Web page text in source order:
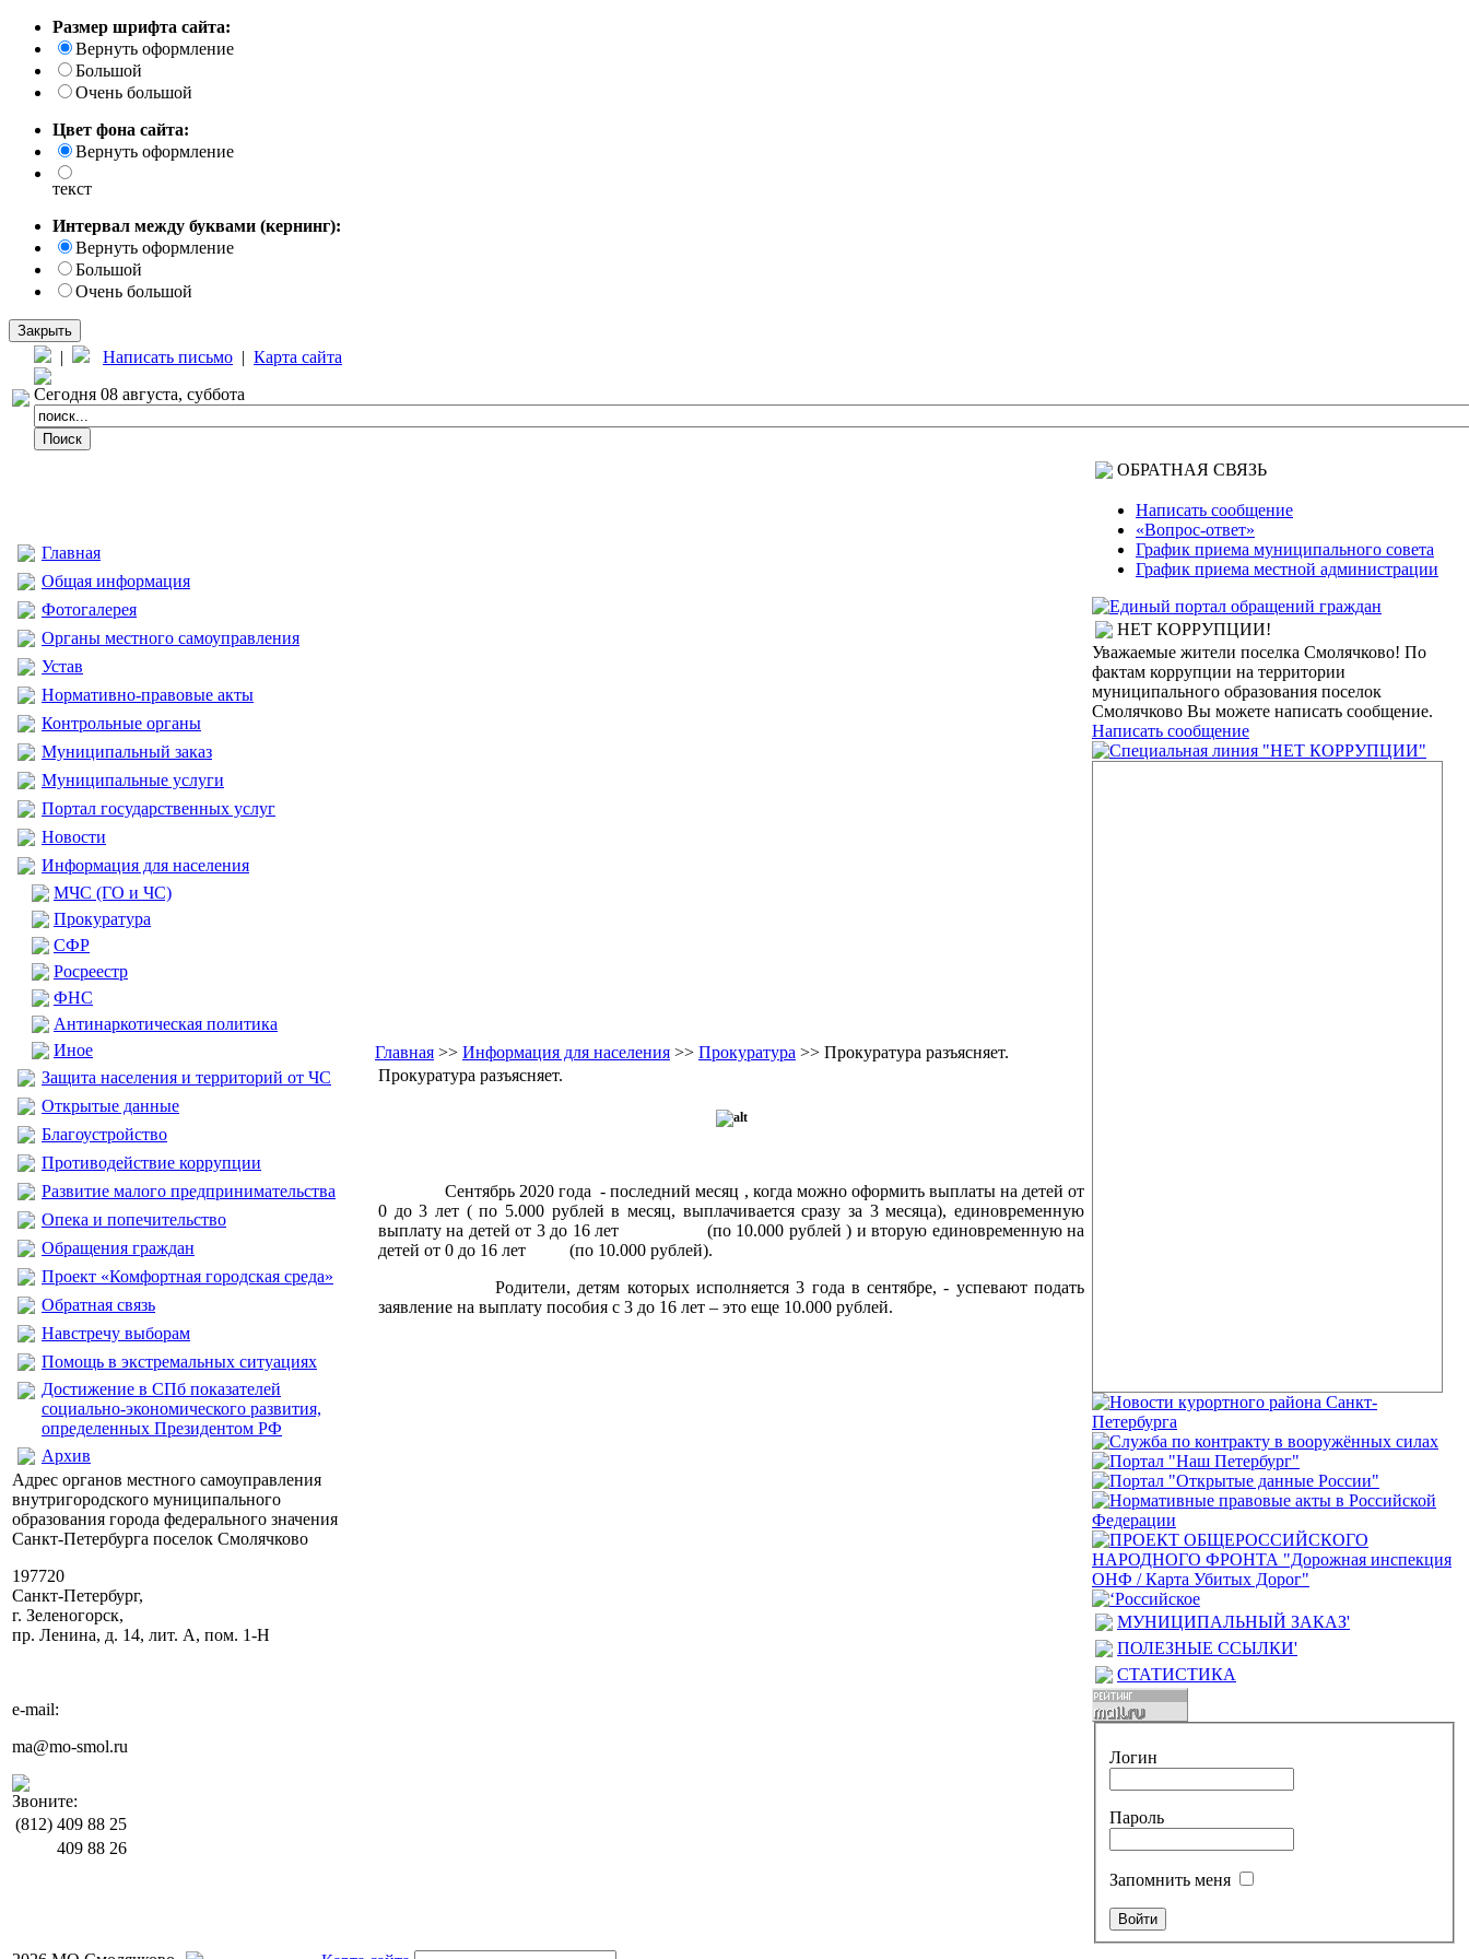
Размер шрифта сайта:
Вернуть оформление
Большой
Очень большой
Цвет фона сайта:
Вернуть оформление
текст
Интервал между буквами (кернинг):
Вернуть оформление
Большой
Очень большой
Закрыть
| Написать письмо | Карта сайта
Сегодня 08 августа, суббота
Главная
Общая информация
Фотогалерея
Органы местного самоуправления
Устав
Нормативно-правовые акты
Контрольные органы
Муниципальный заказ
Муниципальные услуги
Портал государственных услуг
Новости
Информация для населения
МЧС (ГО и ЧС)
Прокуратура
CФР
Росреестр
ФНС
Антинаркотическая политика
Иное
Защита населения и территорий от ЧС
Открытые данные
Благоустройство
Противодействие коррупции
Развитие малого предпринимательства
Опека и попечительство
Обращения граждан
Проект «Комфортная городская среда»
Обратная связь
Навстречу выборам
Помощь в экстремальных ситуациях
Достижение в СПб показателей
социально-экономического развития,
определенных Президентом РФ
Архив
Адрес органов местного самоуправления
внутригородского муниципального
образования города федерального значения
Санкт-Петербурга поселок Смолячково
197720
Санкт-Петербург,
г. Зеленогорск,
пр. Ленина, д. 14, лит. А, пом. 1-Н
e-mail:
ma@mo-smol.ru
Звоните:
(812) 409 88 25
409 88 26
Главная >> Информация для населения >> Прокуратура >> Прокуратура разъясняет.
Прокуратура разъясняет.
Сентябрь 2020 года - последний месяц , когда можно оформить выплаты на детей от
0 до 3 лет ( по 5.000 рублей в месяц, выплачивается сразу за 3 месяца), единовременную
выплату на детей от 3 до 16 лет (по 10.000 рублей ) и вторую единовременную на
детей от 0 до 16 лет (по 10.000 рублей).
Родители, детям которых исполняется 3 года в сентябре, - успевают подать
заявление на выплату пособия с 3 до 16 лет – это еще 10.000 рублей.
ОБРАТНАЯ СВЯЗЬ
Написать сообщение
«Вопрос-ответ»
График приема муниципального совета
График приема местной администрации
НЕТ КОРРУПЦИИ!
Уважаемые жители поселка Смолячково! По
фактам коррупции на территории
муниципального образования поселок
Смолячково Вы можете написать сообщение.
Написать сообщение
МУНИЦИПАЛЬНЫЙ ЗАКАЗ'
ПОЛЕЗНЫЕ ССЫЛКИ'
СТАТИСТИКА
Логин
Пароль
Запомнить меня